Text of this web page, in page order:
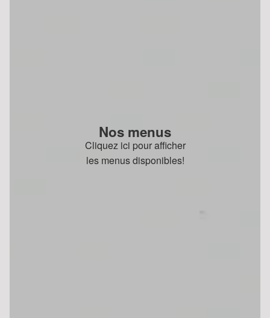
Nos menus
Cliquez ici pour afficher
les menus disponibles!